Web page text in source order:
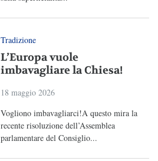
Tradizione
L’Europa vuole
imbavagliare la Chiesa!
18 maggio 2026
Vogliono imbavagliarci!A questo mira la
recente risoluzione dell’Assemblea
parlamentare del Consiglio...